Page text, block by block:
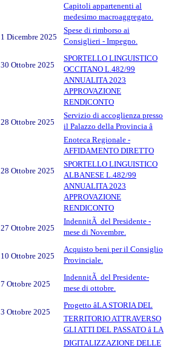
Capitoli appartenenti al
medesimo macroaggregato.
1 Dicembre 2025
Spese di rimborso ai
Consiglieri - Impegno.
30 Ottobre 2025
SPORTELLO LINGUISTICO
OCCITANO L.482/99
ANNUALITA 2023
APPROVAZIONE
RENDICONTO
28 Ottobre 2025
Servizio di accoglienza presso
il Palazzo della Provincia â
Enoteca Regionale -
AFFIDAMENTO DIRETTO
28 Ottobre 2025
SPORTELLO LINGUISTICO
ALBANESE L.482/99
ANNUALITA 2023
APPROVAZIONE
RENDICONTO
27 Ottobre 2025
IndennitÃ del Presidente -
mese di Novembre.
10 Ottobre 2025
Acquisto beni per il Consiglio
Provinciale.
7 Ottobre 2025
IndennitÃ del Presidente-
mese di ottobre.
3 Ottobre 2025
Progetto âLA STORIA DEL
TERRITORIO ATTRAVERSO
GLI ATTI DEL PASSATO â LA
DIGITALIZZAZIONE DELLE